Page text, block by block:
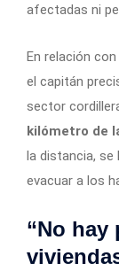
afectadas ni
En relación
el capitán
sector
kilómetro de
la distancia, se
evacuar a los
“No hay